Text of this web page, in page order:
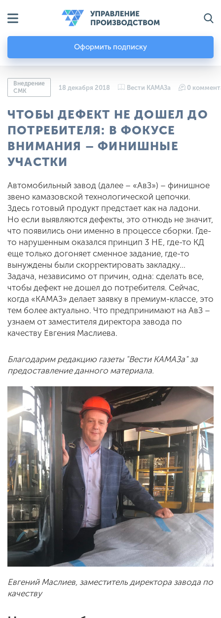
Оформить подписку
Внедрение
СМК
18 декабря 2018 Вести КАМАЗа 0
ЧТОБЫ ДЕФЕКТ НЕ ДОШЕЛ ДО
ПОТРЕБИТЕЛЯ: В ФОКУСЕ
ВНИМАНИЯ – ФИНИШНЫЕ
УЧАСТКИ
Автомобильный завод (далее – «АвЗ») – финишное
звено камазовской технологической цепочки.
Здесь готовый продукт предстает как на ладони.
Но если выявляются дефекты, это отнюдь не значит,
что появились они именно в процессе сборки. Где-
то нарушенным оказался принцип 3 НЕ, где-то КД
еще только догоняет сменное задание, где-то
вынуждены были скорректировать закладку…
Задача, независимо от причин, одна: сделать все,
чтобы дефект не дошел до потребителя. Сейчас,
когда «КАМАЗ» делает заявку в премиум-классе, это
тем более актуально. Что предпринимают на АвЗ –
узнаем от заместителя директора завода по
качеству Евгения Маслиева.
Благодарим редакцию газеты "Вести КАМАЗа" за
предоставление данного материала.
Евгений Маслиев, заместитель директора завода по
качеству